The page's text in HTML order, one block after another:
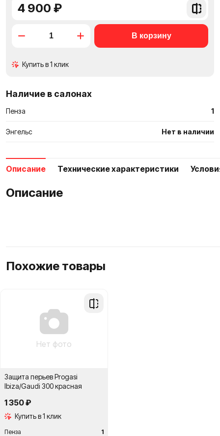
4 900 ₽
Купить в 1 клик
Наличие в салонах
Пенза 1
Энгельс Нет в наличии
Описание Технические характеристики
Описание
Похожие товары
Добавить
Нет фото
Защита перьев Progasi
Ibiza/Gaudi 300 красная
1 350 ₽
Купить в 1 клик
Пенза 1